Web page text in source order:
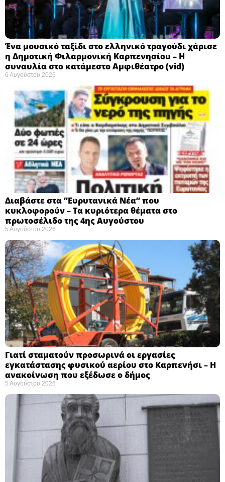
Ένα μουσικό ταξίδι στο ελληνικό τραγούδι χάρισε
η Δημοτική Φιλαρμονική Καρπενησίου – Η
συναυλία στο κατάμεστο Αμφιθέατρο (vid)
6 Αυγούστου 2026
Διαβάστε στα “Ευρυτανικά Νέα” που
κυκλοφορούν – Τα κυριότερα θέματα στο
πρωτοσέλιδο της 4ης Αυγούστου
5 Αυγούστου 2026
Γιατί σταματούν προσωρινά οι εργασίες
εγκατάστασης φυσικού αερίου στο Καρπενήσι – Η
ανακοίνωση που εξέδωσε ο δήμος
5 Αυγούστου 2026